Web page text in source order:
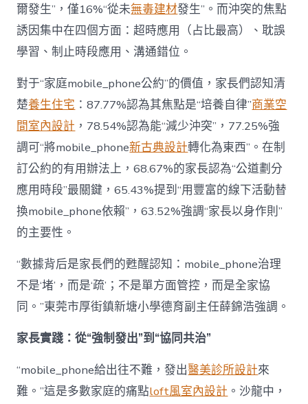
爾發生”，僅16%“從未無毒建材發生”。而沖突的焦點
誘因集中在四個方面：超時應用（占比最高）、耽誤
學習、制止時段應用、溝通錯位。
對于“家庭mobile_phone公約”的價值，家長們認知清
楚養生住宅 ：87.77%認為其焦點是“培養自律”商業空
間室內設計 ，78.54%認為能“減少沖突”，77.25%強
調可“將mobile_phone新古典設計轉化為東西”。在制
訂公約的有用辦法上，68.67%的家長認為“公道劃分
應用時段”最關鍵，65.43%提到“用豐富的線下活動替
換mobile_phone依賴”，63.52%強調“家長以身作則”
的主要性。
“數據背后是家長們的甦醒認知：mobile_phone治理
不是‘堵’，而是‘疏’；不是單方面管控，而是全家協
同。”東莞市厚街鎮新塘小學德育副主任薛錦浩強調。
家長實踐：從“強制發出”到“協同共治”
“mobile_phone給出往不難，發出醫美診所設計來
難。”這是多數家庭的痛點loft風室內設計 。沙龍中，